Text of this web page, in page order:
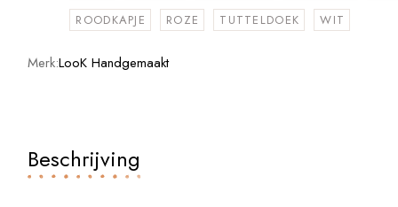
ROODKAPJE
ROZE TUTTELDOEK WIT
Merk:LooK Handgemaakt
Beschrijving